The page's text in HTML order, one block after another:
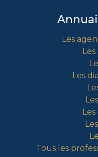
Les
Les
Tous les